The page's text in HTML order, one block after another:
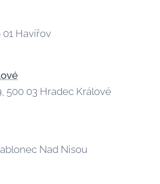
01 Havířov
500 03 Hradec Králové
Nad Nisou